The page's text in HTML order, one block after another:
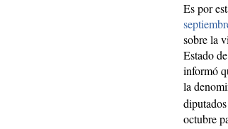
Es por
sobre la
Estado
informó
la
octubre